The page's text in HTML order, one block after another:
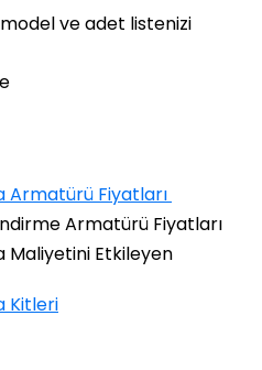
ve adet listenizi
Armatürü Fiyatları
Armatürü Fiyatları
Maliyetini Etkileyen
Kitleri